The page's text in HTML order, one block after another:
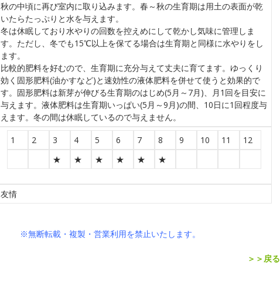
秋の中頃に再び室内に取り込みます。春～秋の生育期は用土の表面が乾
いたらたっぷりと水を与えます。
冬は休眠しており水やりの回数を控えめにして乾かし気味に管理しま
す。ただし、冬でも15℃以上を保てる場合は生育期と同様に水やりをし
ます。
比較的肥料を好むので、生育期に充分与えて丈夫に育てます。ゆっくり
効く固形肥料(油かすなど)と速効性の液体肥料を併せて使うと効果的で
す。固形肥料は新芽が伸びる生育期のはじめ(5月～7月)、月1回を目安に
与えます。液体肥料は生育期いっぱい(5月～9月)の間、10日に1回程度与
えます。冬の間は休眠しているので与えません。
1 2 3 4 5 6 7 8 9 10 11
12
★
★ ★ ★ ★ ★
友情
※無断転載・複製・営業利用を禁止いたします。
＞＞戻る